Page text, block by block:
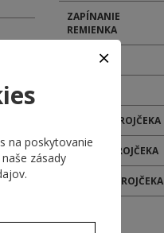
ZAPÍNANIE
REMIENKA
POHON STROJČEKA
MODEL STROJČEKA
KALIBER STROJČEKA
na poskytovanie
zásady
.